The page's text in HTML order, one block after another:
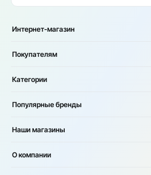
Интернет-магазин
Покупателям
Категории
Популярные бренды
Наши магазины
О компании